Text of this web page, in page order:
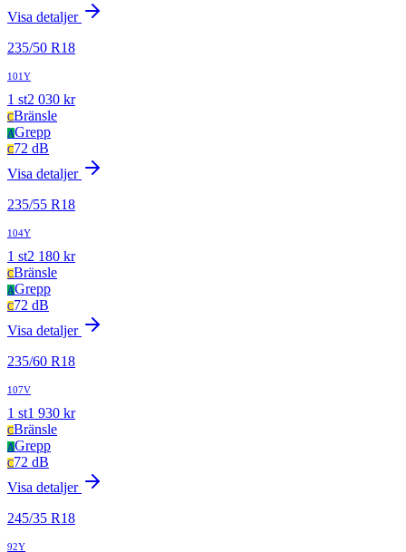
Visa detaljer
235/50 R18
101Y
1 st2 030 kr
CBränsle
AGrepp
C72 dB
Visa detaljer
235/55 R18
104Y
1 st2 180 kr
CBränsle
AGrepp
C72 dB
Visa detaljer
235/60 R18
107V
1 st1 930 kr
CBränsle
AGrepp
C72 dB
Visa detaljer
245/35 R18
92Y